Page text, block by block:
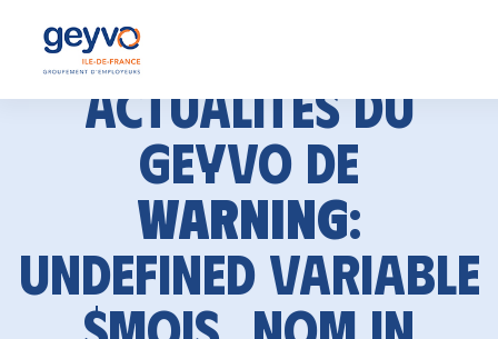
Actualités du
GEYVO de
Warning:
Undefined variable